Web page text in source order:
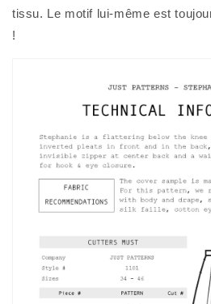
tissu. Le motif lui-même est
!